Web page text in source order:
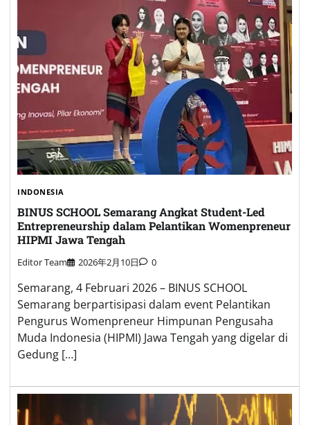
INDONESIA
BINUS SCHOOL Semarang Angkat Student-Led
Entrepreneurship dalam Pelantikan Womenpreneur
HIPMI Jawa Tengah
Editor Team 2026年2月10日 0
Semarang, 4 Februari 2026 – BINUS SCHOOL
Semarang berpartisipasi dalam event Pelantikan
Pengurus Womenpreneur Himpunan Pengusaha
Muda Indonesia (HIPMI) Jawa Tengah yang digelar di
Gedung […]